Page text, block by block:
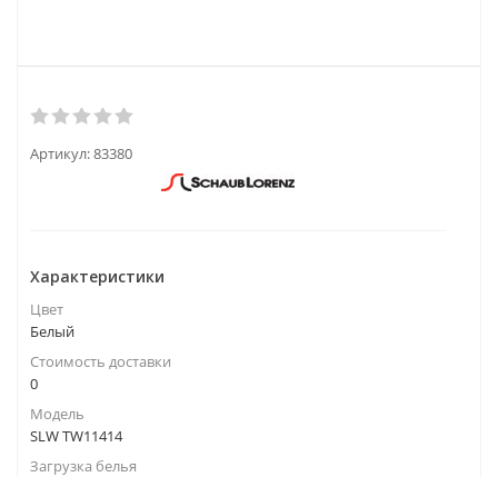
Артикул:83380
Характеристики
Цвет
Белый
Стоимость доставки
0
Модель
SLW TW11414
Загрузка белья